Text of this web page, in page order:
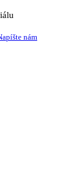
nám